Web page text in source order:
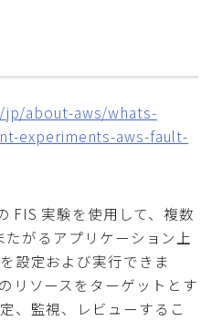
about-aws/whats-
experiments-aws-fault-
FIS 実験を使用して、複数
たがるアプリケーション上
設定および実行できま
リソースをターゲットとす
、監視、レビューするこ